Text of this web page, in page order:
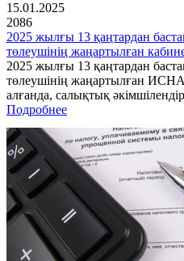
15.01.2025
2086
2025 жылғы 13 қаңтардан
төлеушінің жаңартылған
2025 жылғы 13 қаңтардан
төлеушінің жаңартылған
алғанда, салықтық
Подробнее